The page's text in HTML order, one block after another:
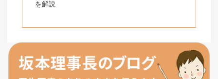
を解説